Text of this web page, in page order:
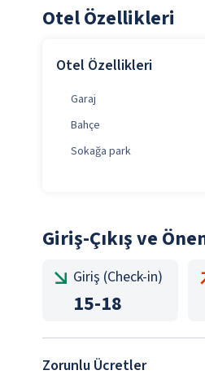
Otel Özellikleri
Otel Özellikleri
Garaj
Bahçe
Sokağa park
Giriş-Çıkış ve
Giriş (Check-in)
15-18
Zorunlu Ücretler